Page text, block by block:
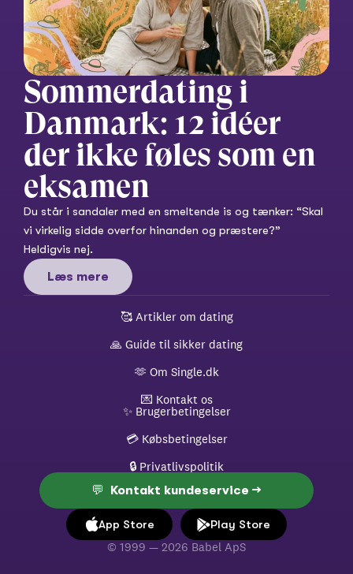
Sommerdating i
Danmark: 12 idéer
der ikke føles som en
eksamen
Du står i sandaler med en smeltende is og tænker: “Skal
vi virkelig sidde overfor hinanden og præstere?”
Heldigvis nej.
Læs mere
🥰 Artikler om dating
🙏 Guide til sikker dating
🫶 Om Single.dk
💌 Kontakt os
✨ Brugerbetingelser
💳 Købsbetingelser
🔒 Privatlivspolitik
💬  Kontakt kundeservice →
App Store Play Store
© 1999 — 2026 Babel ApS